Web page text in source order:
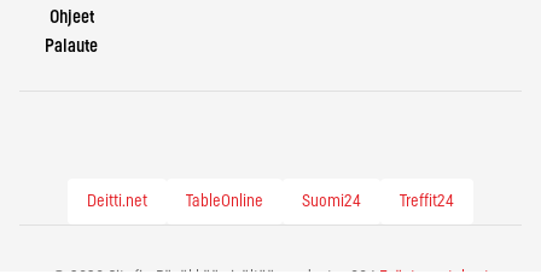
Ohjeet
Palaute
Deitti.net TableOnline Suomi24 Treffit24